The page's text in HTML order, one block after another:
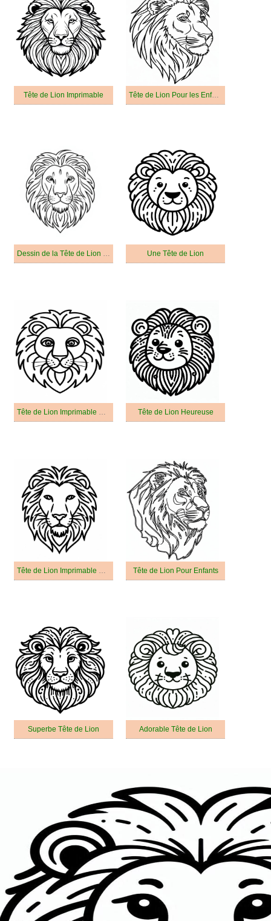
Tête de Lion Imprimable Tête de Lion Pour les Enfants
Une Tête de Lion
Tête de Lion Heureuse
Tête de Lion Pour Enfants
Superbe Tête de Lion Adorable Tête de Lion